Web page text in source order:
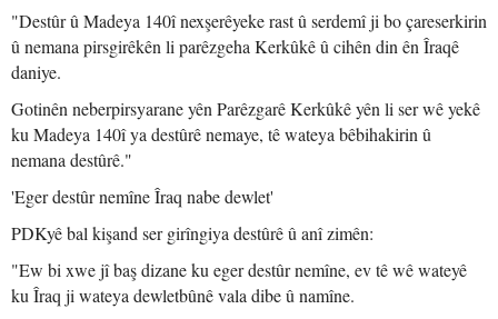
"Destûr û Madeya 140î nexşerêyeke rast û serdemî ji bo çareserkirin
û nemana pirsgirêkên li parêzgeha Kerkûkê û cihên din ên Îraqê
daniye.
Gotinên neberpirsyarane yên Parêzgarê Kerkûkê yên li ser wê yekê
ku Madeya 140î ya destûrê nemaye, tê wateya bêbihakirin û
nemana destûrê."
'Eger destûr nemîne Îraq nabe dewlet'
PDKyê bal kişand ser girîngiya destûrê û anî zimên:
"Ew bi xwe jî baş dizane ku eger destûr nemîne, ev tê wê wateyê
ku Îraq ji wateya dewletbûnê vala dibe û namîne.